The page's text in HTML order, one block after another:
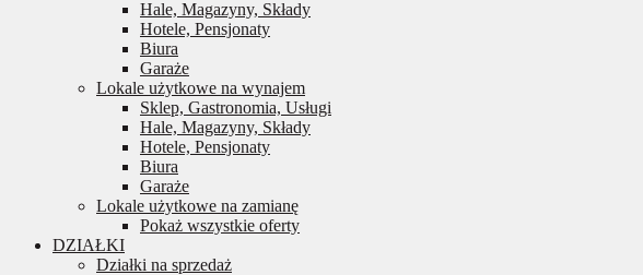
Hale, Magazyny, Składy
Hotele, Pensjonaty
Biura
Garaże
Lokale użytkowe na wynajem
Sklep, Gastronomia, Usługi
Hale, Magazyny, Składy
Hotele, Pensjonaty
Biura
Garaże
Lokale użytkowe na zamianę
Pokaż wszystkie oferty
DZIAŁKI
Działki na sprzedaż